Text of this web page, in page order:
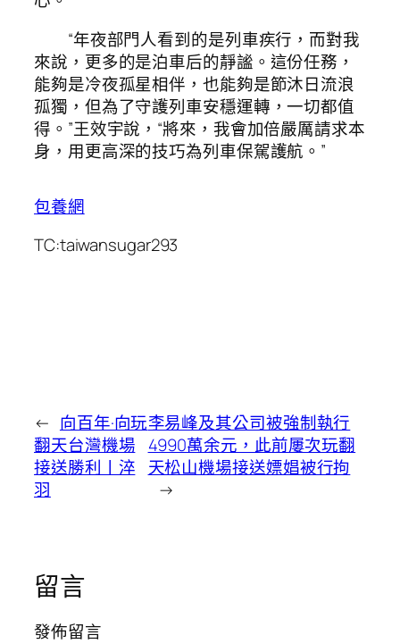
“年夜部門人看到的是列車疾行，而對我
來說，更多的是泊車后的靜謐。這份任務，
能夠是冷夜孤星相伴，也能夠是節沐日流浪
孤獨，但為了守護列車安穩運轉，一切都值
得。”王效宇說，“將來，我會加倍嚴厲請求本
身，用更高深的技巧為列車保駕護航。”
包養網
TC:taiwansugar293
← 向百年·向玩
翻天台灣機場
接送勝利丨淬
羽
李易峰及其公司被強制執行
4990萬余元，此前屢次玩翻
天松山機場接送嫖娼被行拘
→
留言
發佈留言